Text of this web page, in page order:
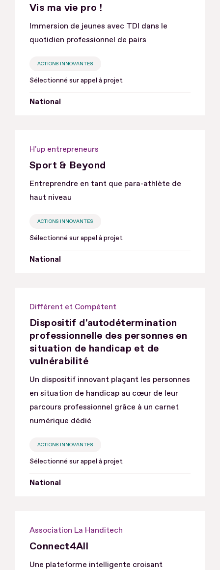
Vis ma vie pro !
Immersion de jeunes avec TDI dans le
quotidien professionnel de pairs
ACTIONS INNOVANTES
Sélectionné sur appel à projet
National
H'up entrepreneurs
Sport & Beyond
Entreprendre en tant que para-athlète de
haut niveau
ACTIONS INNOVANTES
Sélectionné sur appel à projet
National
Différent et Compétent
Dispositif d'autodétermination
professionnelle des personnes en
situation de handicap et de
vulnérabilité
Un dispositif innovant plaçant les personnes
en situation de handicap au cœur de leur
parcours professionnel grâce à un carnet
numérique dédié
ACTIONS INNOVANTES
Sélectionné sur appel à projet
National
Association La Handitech
Connect4All
Une plateforme intelligente croisant